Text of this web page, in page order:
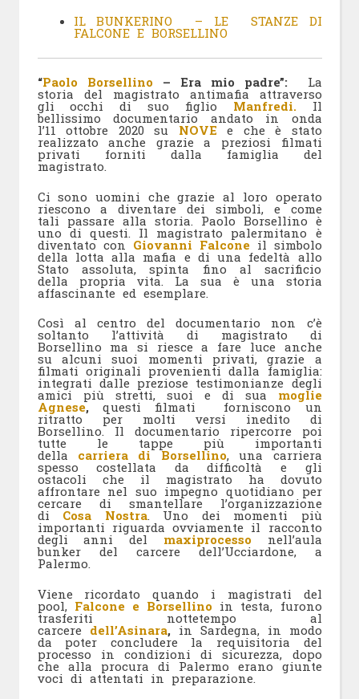
IL BUNKERINO – LE STANZE DI
FALCONE E BORSELLINO
“Paolo Borsellino – Era mio padre”: La
storia del magistrato antimafia attraverso
gli occhi di suo figlio Manfredi.Il
bellissimo documentario andato in onda
l’11 ottobre 2020 su NOVE e che è stato
realizzato anche grazie a preziosi filmati
privati forniti dalla famiglia del
magistrato.
Ci sono uomini che grazie al loro operato
riescono a diventare dei simboli, e come
tali passare alla storia. Paolo Borsellino è
uno di questi. Il magistrato palermitano è
diventato con Giovanni Falconeil simbolo
della lotta alla mafia e di una fedeltà allo
Stato assoluta, spinta fino al sacrificio
della propria vita. La sua è una storia
affascinante ed esemplare.
Così al centro del documentario non c’è
soltanto l’attività di magistrato di
Borsellino ma si riesce a fare luce anche
su alcuni suoi momenti privati, grazie a
filmati originali provenienti dalla famiglia:
integrati dalle preziose testimonianze degli
amici più stretti, suoi e di sua moglie
Agnese,questi filmati forniscono un
ritratto per molti versi inedito di
Borsellino. Il documentario ripercorre poi
tutte le tappe più importanti
della carriera di Borsellino, una carriera
spesso costellata da difficoltà e gli
ostacoli che il magistrato ha dovuto
affrontare nel suo impegno quotidiano per
cercare di smantellare l’organizzazione
di Cosa Nostra. Uno dei momenti più
importanti riguarda ovviamente il racconto
degli anni del maxiprocesso nell’aula
bunker del carcere dell’Ucciardone, a
Palermo.
Viene ricordato quando i magistrati del
pool, Falcone e Borsellino in testa, furono
trasferiti nottetempo al
carcere dell’Asinara,in Sardegna, in modo
da poter concludere la requisitoria del
processo in condizioni di sicurezza, dopo
che alla procura di Palermo erano giunte
voci di attentati in preparazione.